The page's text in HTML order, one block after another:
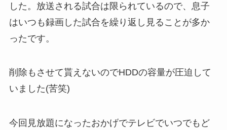
した。放送される試合は限られているので、息子
はいつも録画した試合を繰り返し見ることが多か
ったです。
削除もさせて貰えないのでHDDの容量が圧迫して
いました(苦笑)
今回見放題になったおかげでテレビでいつでもど